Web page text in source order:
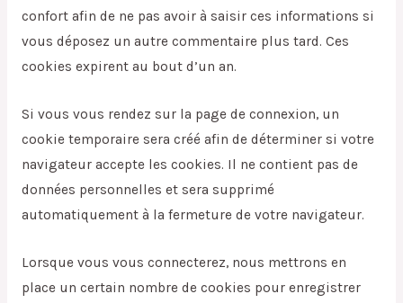
confort afin de ne pas avoir à saisir ces informations si
vous déposez un autre commentaire plus tard. Ces
cookies expirent au bout d’un an.
Si vous vous rendez sur la page de connexion, un
cookie temporaire sera créé afin de déterminer si votre
navigateur accepte les cookies. Il ne contient pas de
données personnelles et sera supprimé
automatiquement à la fermeture de votre navigateur.
Lorsque vous vous connecterez, nous mettrons en
place un certain nombre de cookies pour enregistrer